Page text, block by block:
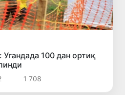
100 дан ортиқ
1 708